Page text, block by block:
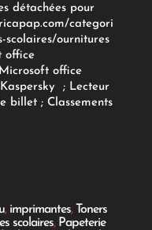
détachées pour
categori
scolaires/ournitures
office
Microsoft office
Kaspersky ; Lecteur
billet; Classements
, imprimantes, Toners
scolaires, Papeterie